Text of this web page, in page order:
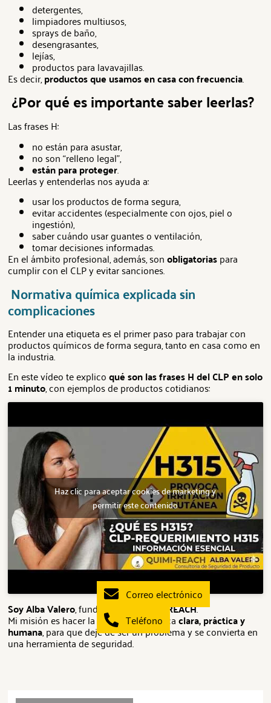
detergentes,
limpiadores multiusos,
sprays de baño,
desengrasantes,
lejías,
productos para lavavajillas.
Es decir,productos que usamos en casa con frecuencia.
¿Por qué es importante saber leerlas?
Las frases H:
no están para asustar,
no son “relleno legal”,
están para proteger.
Leerlas y entenderlas nos ayuda a:
usar los productos de forma segura,
evitar accidentes (especialmente con ojos, piel o
ingestión),
saber cuándo usar guantes o ventilación,
tomar decisiones informadas.
En el ámbito profesional, además, sonobligatoriaspara
cumplir con el CLP y evitar sanciones.
Normativa química explicada sin
complicaciones
Entender una etiqueta es el primer paso para trabajar con
productos químicos de forma segura, tanto en casa como en
la industria.
En este vídeo te explicoqué son las frases H del CLP en solo
1 minuto, con ejemplos de productos cotidianos:
Haz clic para aceptar cookies de marketing y
permitir este contenido
Soy Alba Valero, fundadora de QUIMI-REACH.
Mi misión es hacer la normativa químicaclara, práctica y
humana, para que deje de ser un problema y se convierta en
una herramienta de seguridad.
Correo electrónico
Teléfono